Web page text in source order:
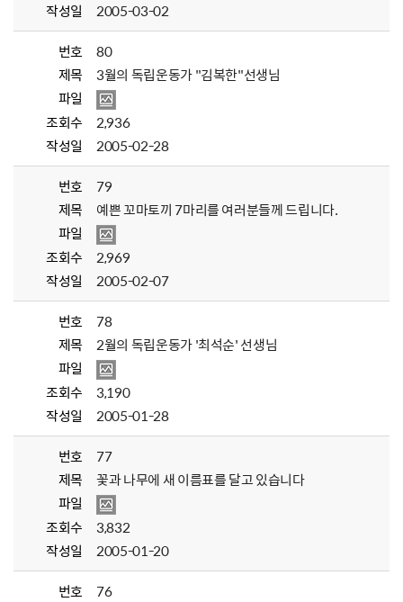
작성일
2005-03-02
번호
80
제목
3월의 독립운동가 "김복한"선생님
파일
조회수
2,936
작성일
2005-02-28
번호
79
제목
예쁜 꼬마토끼 7마리를 여러분들께 드립니다.
파일
조회수
2,969
작성일
2005-02-07
번호
78
제목
2월의 독립운동가 '최석순' 선생님
파일
조회수
3,190
작성일
2005-01-28
번호
77
제목
꽃과 나무에 새 이름표를 달고 있습니다
파일
조회수
3,832
작성일
2005-01-20
번호
76